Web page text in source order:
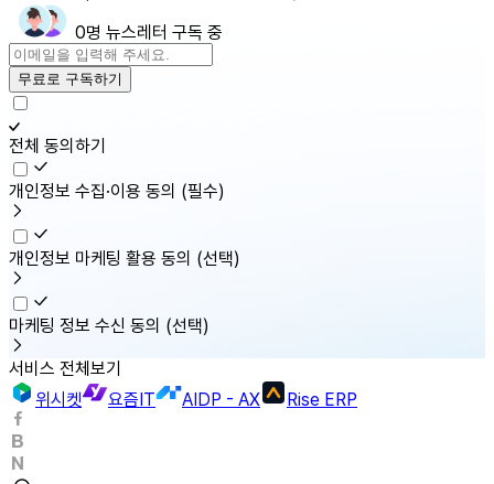
0명 뉴스레터 구독 중
무료로 구독하기
전체 동의하기
개인정보 수집·이용 동의 (필수)
개인정보 마케팅 활용 동의 (선택)
마케팅 정보 수신 동의 (선택)
서비스 전체보기
위시켓
요즘IT AIDP - AX Rise ERP